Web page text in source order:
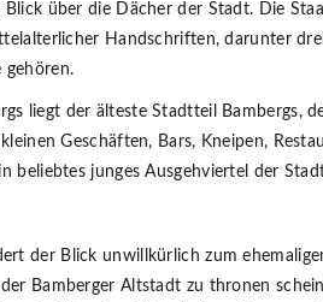
Blick über die Dächer der Stadt. Die
Handschriften, darunter
gehören.
liegt der älteste Stadtteil Bambergs,
Geschäften, Bars, Kneipen,
beliebtes junges Ausgehviertel der
der Blick unwillkürlich zum
Bamberger Altstadt zu thronen